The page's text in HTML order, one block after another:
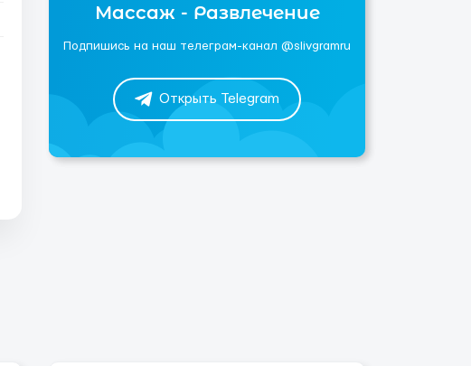
Массаж - Развлечение
Подпишись на наш телеграм-канал @slivgramru
Открыть Telegram